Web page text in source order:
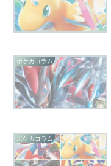
ポケカコラム
ポケカコラム